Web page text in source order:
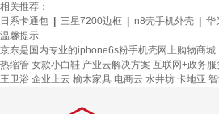
相关推荐：
日系卡通包
三星7200边框 n8壳手机外壳 华
温馨提示
京东是国内专业的iphone6s粉手机壳网上购物商
热缩管 女款小白鞋 产业云解决方案 互联网+政务服
王卫浴 企业上云 榆木家具 电商云 水井坊 卡地亚